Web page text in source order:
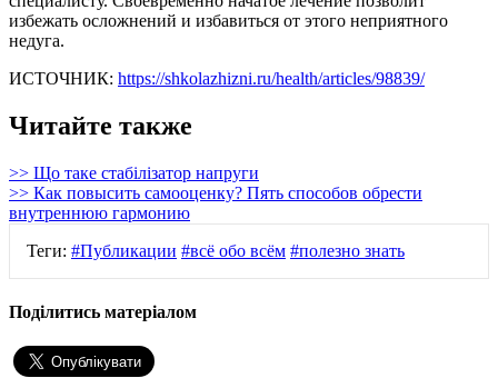
избежать осложнений и избавиться от этого неприятного
недуга.
ИСТОЧНИК: https://shkolazhizni.ru/health/articles/98839/
Читайте также
>> Що таке стабілізатор напруги
>> Как повысить самооценку? Пять способов обрести
внутреннюю гармонию
Теги: #Публикации #всё обо всём #полезно знать
Поділитись матеріалом